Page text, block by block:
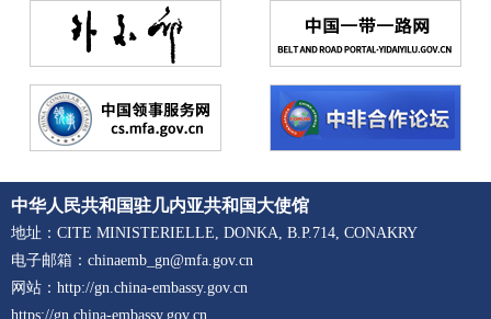
中华人民共和国驻几内亚共和国大使馆
地址：CITE MINISTERIELLE, DONKA, B.P.714, CONAKRY
电子邮箱：chinaemb_gn@mfa.gov.cn
网站：http://gn.china-embassy.gov.cn
https://gn.china-embassy.gov.cn